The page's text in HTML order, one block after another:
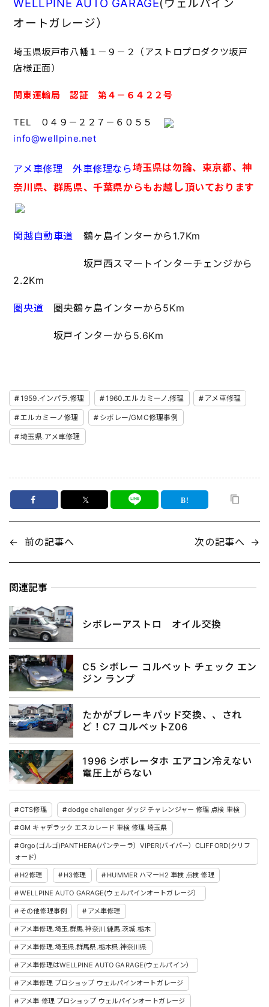
WELLPINE AUTO GARAGE(ウェルパイン
オートガレージ）
埼玉県坂戸市八幡１－９－２（アストロプロダクツ坂戸
店様正面）
関東運輸局 認証 第４－６４２２号
TEL ０４９－２２７－６０５５
info@wellpine.net
アメ車修理 外車修理なら埼玉県は勿論、東京都、神
奈川県、群馬県、千葉県からもお越 し頂いております
関越自動車道 鶴ヶ島インターから1.7Km
坂戸西スマートインターチェンジから
2.2Km
圏央道 圏央鶴ヶ島インターから5Km
坂戸インターから5.6Km
1959.インパラ.修理 1960.エルカミーノ.修理 アメ車修理
エルカミーノ修理 シボレー/GMC修理事例
埼玉県.アメ車修理
𝕏
← 前の記事へ 次の記事へ →
関連記事
シボレーアストロ オイル交換
C5 シボレー コルベット チェック エン
ジン ランプ
たかがブレーキパッド交換、、され
ど！C7 コルベットZ06
1996 シボレータホ エアコン冷えない
電圧上がらない
CTS修理 dodge challenger ダッジ チャレンジャー 修理 点検 車検
GM キャデラック エスカレード 車検 修理 埼玉県
Grgo(ゴルゴ)PANTHERA(パンテーラ）VIPER(バイパー）CLIFFORD(クリフ
ォード）
H2修理 H3修理 HUMMER ハマーH2 車検 点検 修理
WELLPINE AUTO GARAGE(ウェルパインオートガレージ）
その他修理事例 アメ車修理
アメ車修理.埼玉.群馬.神奈川.練馬.茨城.栃木
アメ車修理.埼玉県.群馬県.栃木県.神奈川県
アメ車修理はWELLPINE AUTO GARAGE(ウェルパイン）
アメ車修理 プロショップ ウェルパインオートガレージ
アメ車 修理 プロショップ ウェルパインオートガレージ